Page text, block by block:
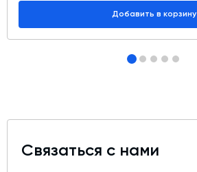
Добавить в корзину
Связаться с нами